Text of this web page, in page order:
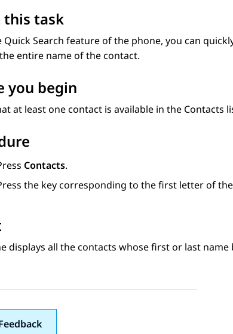
this task
Quick Search feature of the phone, you can
entire name of the contact.
you begin
at least one contact is available in the Contacts
Contacts.
the key corresponding to the first letter of
displays all the contacts whose first or last